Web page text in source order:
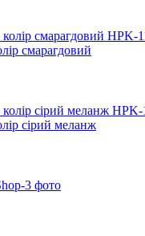
смарагдовий
сірий меланж